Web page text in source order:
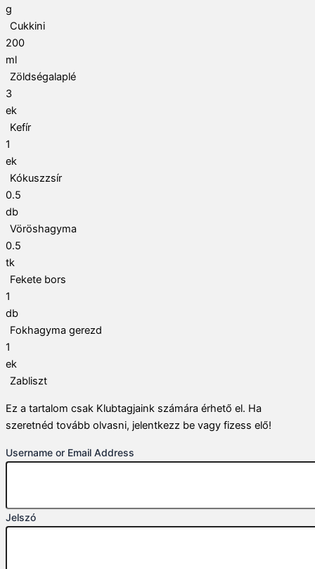
g
Cukkini
200
ml
Zöldségalaplé
3
ek
Kefír
1
ek
Kókuszzsír
0.5
db
Vöröshagyma
0.5
tk
Fekete bors
1
db
Fokhagyma gerezd
1
ek
Zabliszt
Ez a tartalom csak Klubtagjaink számára érhető el. Ha
szeretnéd tovább olvasni, jelentkezz be vagy fizess elő!
Username or Email Address
Jelszó